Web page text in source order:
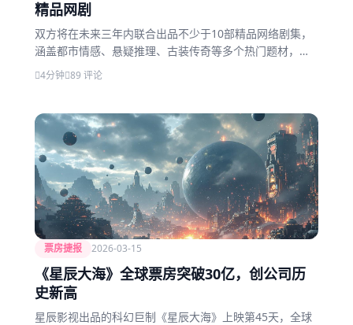
精品网剧
双方将在未来三年内联合出品不少于10部精品网络剧集，
涵盖都市情感、悬疑推理、古装传奇等多个热门题材，总
投资规模超过20亿元。
4分钟 89 评论
票房捷报 2026-03-15
《星辰大海》全球票房突破30亿，创公司历
史新高
星辰影视出品的科幻巨制《星辰大海》上映第45天，全球